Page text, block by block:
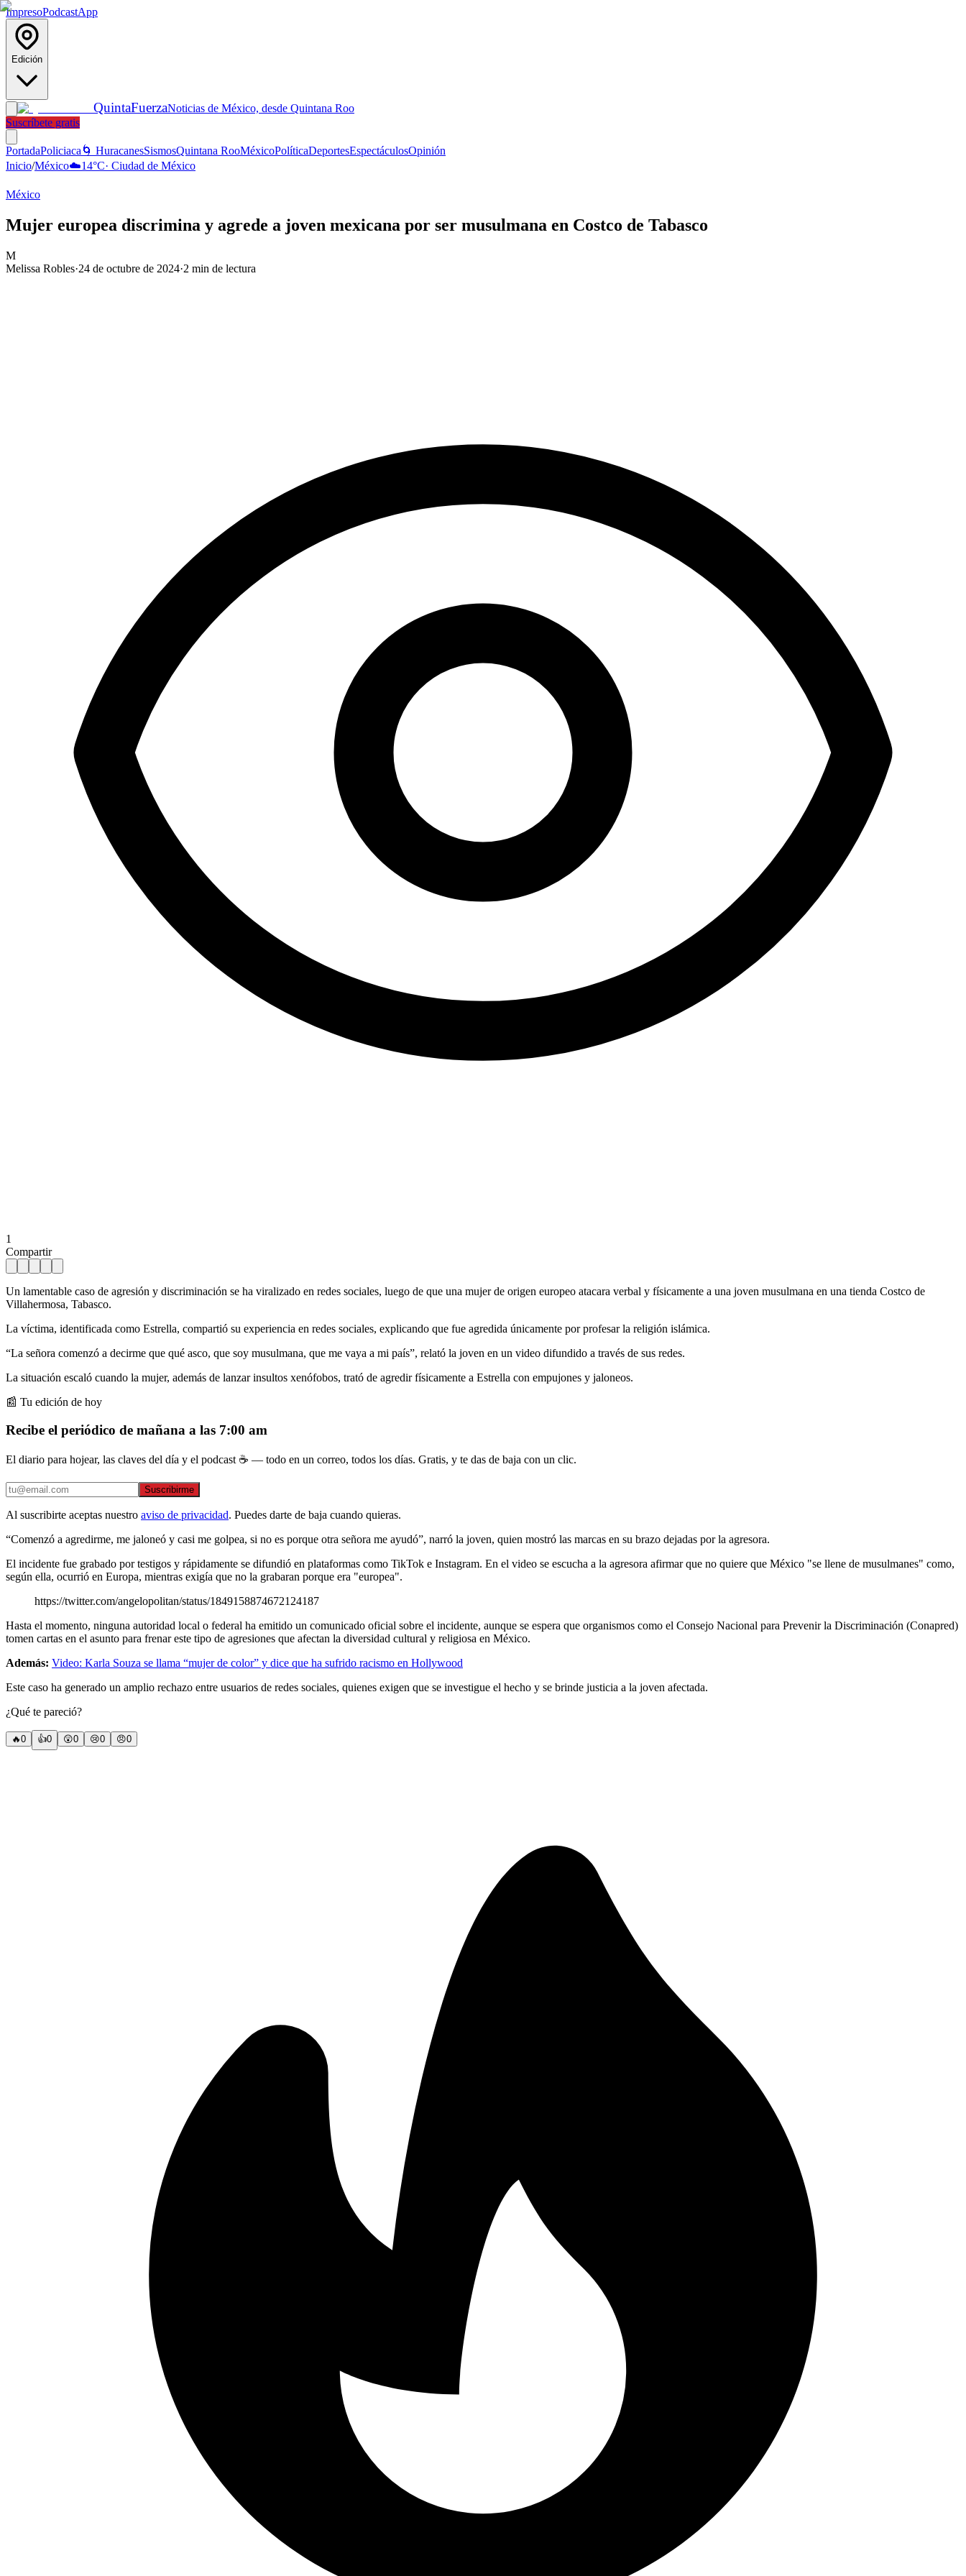
ImpresoPodcastApp
Edición
QuintaFuerzaNoticias de México, desde Quintana Roo
Suscríbete gratis
PortadaPoliciaca 🌀 HuracanesSismosQuintana RooMéxicoPolíticaDeportesEspectáculosOpinión
Inicio/México☁️14°C· Ciudad de México
México
Mujer europea discrimina y agrede a joven mexicana por ser musulmana en Costco de Tabasco
M
Melissa Robles·24 de octubre de 2024·2 min de lectura
1
Compartir
Un lamentable caso de agresión y discriminación se ha viralizado en redes sociales, luego de que una mujer de origen europeo atacara verbal y físicamente a una joven musulmana en una tienda Costco de
Villahermosa, Tabasco.
La víctima, identificada como Estrella, compartió su experiencia en redes sociales, explicando que fue agredida únicamente por profesar la religión islámica.
“La señora comenzó a decirme que qué asco, que soy musulmana, que me vaya a mi país”, relató la joven en un video difundido a través de sus redes.
La situación escaló cuando la mujer, además de lanzar insultos xenófobos, trató de agredir físicamente a Estrella con empujones y jaloneos.
📰 Tu edición de hoy
Recibe el periódico de mañana a las 7:00 am
El diario para hojear, las claves del día y el podcast ☕ — todo en un correo, todos los días. Gratis, y te das de baja con un clic.
Suscribirme
Al suscribirte aceptas nuestro aviso de privacidad. Puedes darte de baja cuando quieras.
“Comenzó a agredirme, me jaloneó y casi me golpea, si no es porque otra señora me ayudó”, narró la joven, quien mostró las marcas en su brazo dejadas por la agresora.
El incidente fue grabado por testigos y rápidamente se difundió en plataformas como TikTok e Instagram. En el video se escucha a la agresora afirmar que no quiere que México "se llene de musulmanes" como,
según ella, ocurrió en Europa, mientras exigía que no la grabaran porque era "europea".
https://twitter.com/angelopolitan/status/1849158874672124187
Hasta el momento, ninguna autoridad local o federal ha emitido un comunicado oficial sobre el incidente, aunque se espera que organismos como el Consejo Nacional para Prevenir la Discriminación (Conapred)
tomen cartas en el asunto para frenar este tipo de agresiones que afectan la diversidad cultural y religiosa en México.
Además: Video: Karla Souza se llama “mujer de color” y dice que ha sufrido racismo en Hollywood
Este caso ha generado un amplio rechazo entre usuarios de redes sociales, quienes exigen que se investigue el hecho y se brinde justicia a la joven afectada.
¿Qué te pareció?
🔥0 👍0 😲0 😢0 😠0